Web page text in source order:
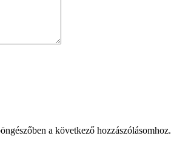
a következő hozzászólásomhoz.